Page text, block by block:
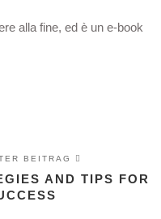
alla fine, ed è un e-book
BEITRAG
AND TIPS FOR